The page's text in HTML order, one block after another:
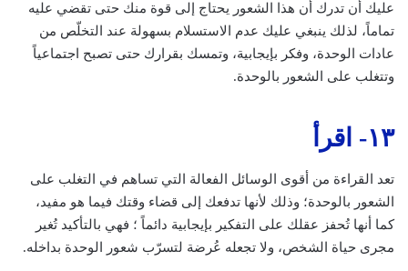
عليك أن تدرك أن هذا الشعور يحتاج إلى قوة منك حتى تقضي عليه
تماماً، لذلك ينبغي عليك عدم الاستسلام بسهولة عند التخلّص من
عادات الوحدة، وفكر بإيجابية، وتمسك بقرارك حتى تصبح اجتماعياً
وتتغلب على الشعور بالوحدة.
١٣- اقرأ
تعد القراءة من أقوى الوسائل الفعالة التي تساهم في التغلب على
الشعور بالوحدة؛ وذلك لأنها تدفعك إلى قضاء وقتك فيما هو مفيد،
كما أنها تُحفز عقلك على التفكير بإيجابية دائماً ؛ فهي بالتأكيد تُغير
مجرى حياة الشخص، ولا تجعله عُرضة لتسرّب شعور الوحدة بداخله.